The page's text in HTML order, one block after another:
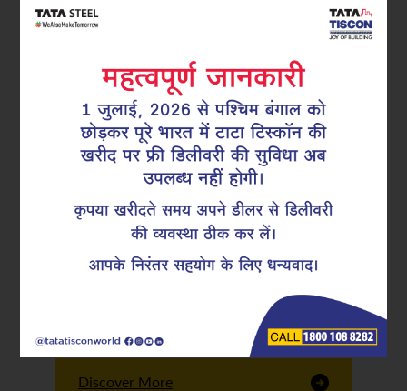
Discover More
Tata Tiscon GFX
Ultima
Tata Tiscon 550SD
are highly accurate
and possess
uniform ridges,
high…
Discover More